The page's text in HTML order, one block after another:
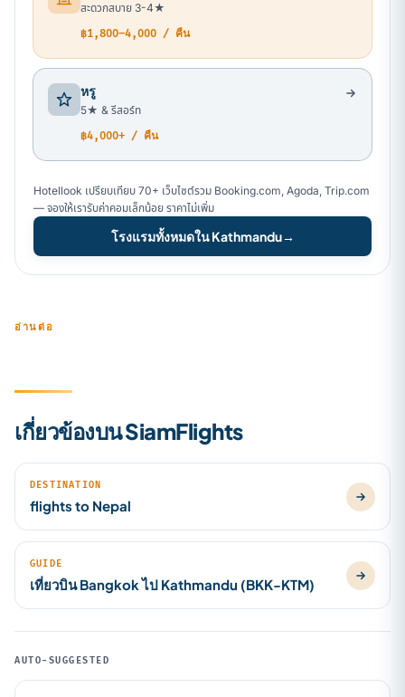
สะดวกสบาย 3-4★
฿1,800–4,000 / คืน
หรู
5★ & รีสอร์ท
฿4,000+ / คืน
Hotellook เปรียบเทียบ 70+ เว็บไซต์รวม Booking.com, Agoda, Trip.com
— จองให้เรารับค่าคอมเล็กน้อย ราคาไม่เพิ่ม
โรงแรมทั้งหมดใน Kathmandu→
อ่านต่อ
เกี่ยวข้องบน SiamFlights
DESTINATION
flights to Nepal
GUIDE
เที่ยวบิน Bangkok ไป Kathmandu (BKK-KTM)
AUTO-SUGGESTED